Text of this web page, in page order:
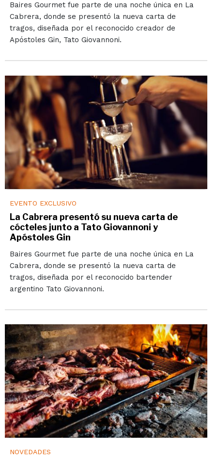
Baires Gourmet fue parte de una noche única en La
Cabrera, donde se presentó la nueva carta de
tragos, diseñada por el reconocido creador de
Apóstoles Gin, Tato Giovannoni.
EVENTO EXCLUSIVO
La Cabrera presentó su nueva carta de
cócteles junto a Tato Giovannoni y
Apóstoles Gin
Baires Gourmet fue parte de una noche única en La
Cabrera, donde se presentó la nueva carta de
tragos, diseñada por el reconocido bartender
argentino Tato Giovannoni.
NOVEDADES